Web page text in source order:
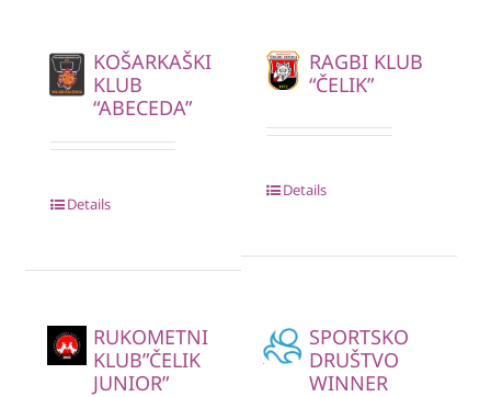
KOŠARKAŠKI
KLUB
“ABECEDA”
Details
RAGBI KLUB
“ČELIK”
Details
RUKOMETNI
KLUB”ČELIK
JUNIOR”
SPORTSKO
DRUŠTVO
WINNER